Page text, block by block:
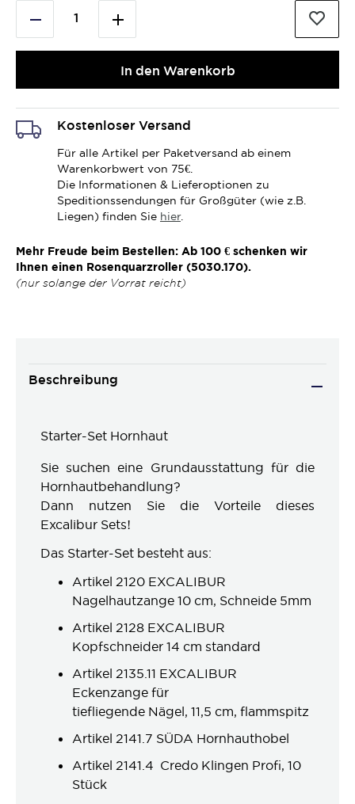
In den Warenkorb
Kostenloser Versand
Für alle Artikel per Paketversand ab einem
Warenkorbwert von 75€.
Die Informationen & Lieferoptionen zu
Speditionssendungen für Großgüter (wie z.B.
Liegen) finden Sie hier.
Mehr Freude beim Bestellen: Ab 100 € schenken wir
Ihnen einen Rosenquarzroller (5030.170).
(nur solange der Vorrat reicht)
Beschreibung
Starter-Set Hornhaut
Sie suchen eine Grundausstattung für die
Hornhautbehandlung?
Dann nutzen Sie die Vorteile dieses
Excalibur Sets!
Das Starter-Set besteht aus:
Artikel 2120 EXCALIBUR
Nagelhautzange 10 cm, Schneide 5mm
Artikel 2128 EXCALIBUR
Kopfschneider 14 cm standard
Artikel 2135.11 EXCALIBUR
Eckenzange für
tiefliegende Nägel, 11,5 cm, flammspitz
Artikel 2141.7 SÜDA Hornhauthobel
Artikel 2141.4 Credo Klingen Profi, 10
Stück